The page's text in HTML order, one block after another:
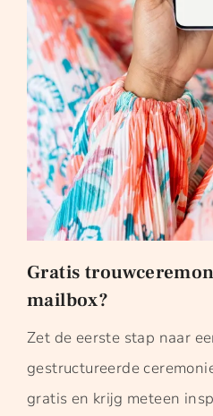
Gratis
mailbox?
Zet de eerste stap naar
gestructureerde
gratis en krijg meteen